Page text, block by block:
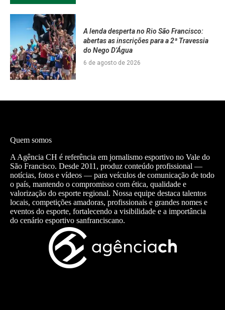
A lenda desperta no Rio São Francisco:
abertas as inscrições para a 2ª Travessia
do Nego D’Água
6 de agosto de 2026
Quem somos
A Agência CH é referência em jornalismo esportivo no Vale do
São Francisco. Desde 2011, produz conteúdo profissional —
notícias, fotos e vídeos — para veículos de comunicação de todo
o país, mantendo o compromisso com ética, qualidade e
valorização do esporte regional. Nossa equipe destaca talentos
locais, competições amadoras, profissionais e grandes nomes e
eventos do esporte, fortalecendo a visibilidade e a importância
do cenário esportivo sanfranciscano.